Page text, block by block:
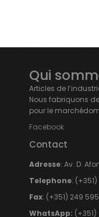
Qui
Articles de
Nous fabriquons
pour le
Facebook
Contact
Adresse: Av. D.
Telephone:
Fax: (+351) 249 595
WhatsApp: (+351)